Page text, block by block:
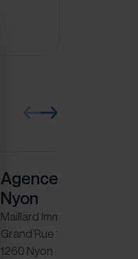
Agence
Nyon
Maillard Immobilier SA
Grand’Rue 15
1260 Nyon